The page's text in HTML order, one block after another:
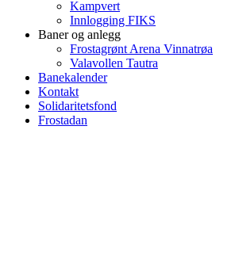
Kampvert
Innlogging FIKS
Baner og anlegg
Frostagrønt Arena Vinnatrøa
Valavollen Tautra
Banekalender
Kontakt
Solidaritetsfond
Frostadan